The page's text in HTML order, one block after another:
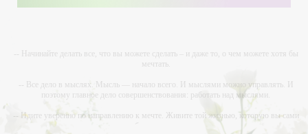
-- Начинайте делать все, что вы можете сделать – и даже то, о чем можете хотя бы
мечтать.
-- Все дело в мыслях. Мысль — начало всего. И мыслями можно управлять. И
поэтому главное дело совершенствования: работать над мыслями.
-- Идите уверенно по направлению к мечте. Живите той жизнью, которую вы сами